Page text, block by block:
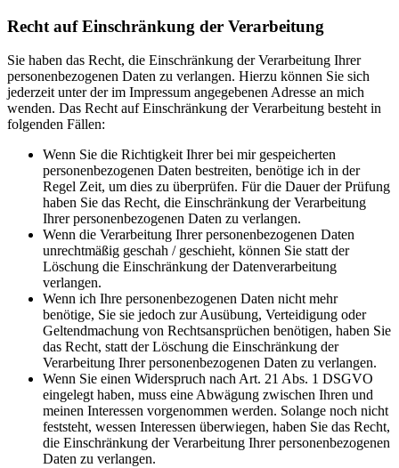
Recht auf Einschränkung der Verarbeitung
Sie haben das Recht, die Einschränkung der Verarbeitung Ihrer
personenbezogenen Daten zu verlangen. Hierzu können Sie sich
jederzeit unter der im Impressum angegebenen Adresse an mich
wenden. Das Recht auf Einschränkung der Verarbeitung besteht in
folgenden Fällen:
Wenn Sie die Richtigkeit Ihrer bei mir gespeicherten
personenbezogenen Daten bestreiten, benötige ich in der
Regel Zeit, um dies zu überprüfen. Für die Dauer der Prüfung
haben Sie das Recht, die Einschränkung der Verarbeitung
Ihrer personenbezogenen Daten zu verlangen.
Wenn die Verarbeitung Ihrer personenbezogenen Daten
unrechtmäßig geschah / geschieht, können Sie statt der
Löschung die Einschränkung der Datenverarbeitung
verlangen.
Wenn ich Ihre personenbezogenen Daten nicht mehr
benötige, Sie sie jedoch zur Ausübung, Verteidigung oder
Geltendmachung von Rechtsansprüchen benötigen, haben Sie
das Recht, statt der Löschung die Einschränkung der
Verarbeitung Ihrer personenbezogenen Daten zu verlangen.
Wenn Sie einen Widerspruch nach Art. 21 Abs. 1 DSGVO
eingelegt haben, muss eine Abwägung zwischen Ihren und
meinen Interessen vorgenommen werden. Solange noch nicht
feststeht, wessen Interessen überwiegen, haben Sie das Recht,
die Einschränkung der Verarbeitung Ihrer personenbezogenen
Daten zu verlangen.